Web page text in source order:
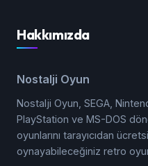
Hakkımızda
Nostalji Oyun
Nostalji Oyun, SEGA,
PlayStation ve MS-DOS
oyunlarını tarayıcıdan
oynayabileceğiniz retro